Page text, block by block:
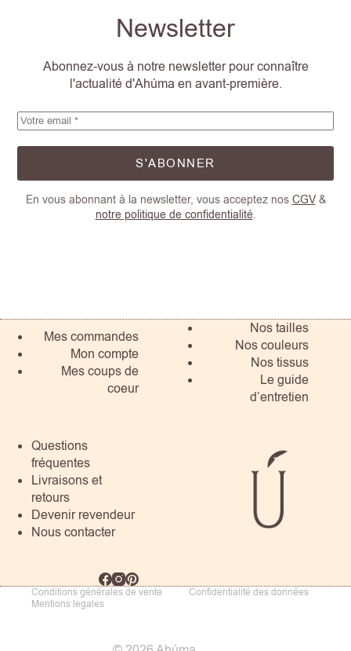
Newsletter
Abonnez-vous à notre newsletter pour connaître
l'actualité d'Ahúma en avant-première.
S'ABONNER
En vous abonnant à la newsletter, vous acceptez nos CGV&
notre politique de confidentialité.
Mes commandes
Mon compte
Mes coups de
coeur
Nos tailles
Nos couleurs
Nos tissus
Le guide
d’entretien
Questions
fréquentes
Livraisons et
retours
Devenir revendeur
Nous contacter
Conditions générales de vente
Confidentialité des données
Mentions legales